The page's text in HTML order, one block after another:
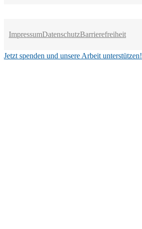
ImpressumDatenschutzBarrierefreiheit
Jetzt spenden und unsere Arbeit unterstützen!